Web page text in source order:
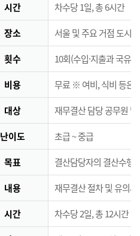
시간 차수당 1일, 총 6시간
장소 서울 및 주요 거점 도시
횟수 10회(수입·지출과 국유·
비용 무료 ※ 여비, 식비 등은
대상 재무결산 담당 공무원
난이도 초급 ~ 중급
목표 결산담당자의 결산수행
내용 재무결산 절차 및 유의사
시간 차수당 2일, 총 12시간